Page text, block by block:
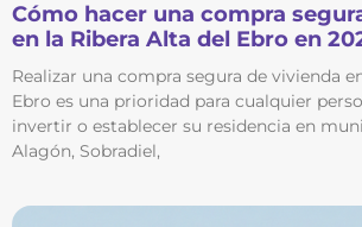
Cómo hacer una compra
en la Ribera Alta del Ebro en
Realizar una compra segura de vivienda
Ebro es una prioridad para cualquier
invertir o establecer su residencia en
Alagón, Sobradiel,